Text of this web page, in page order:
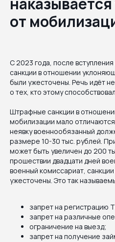
от
С 2023 года, после
санкции в отношении
были ужесточены. Речь идёт
о тех, кто этому
Штрафные санкции в
мобилизации мало
неявку военнообязанный
размере 10-30 тыс. рублей.
может быть увеличен до 200
прошествии двадцати дней
военный комиссариат,
ужесточены. Это так
запрет на регистрацию
запрет на различные
ограничение на выезд;
запрет на получение